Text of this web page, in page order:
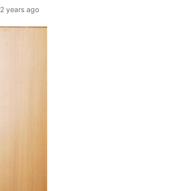
2 years ago